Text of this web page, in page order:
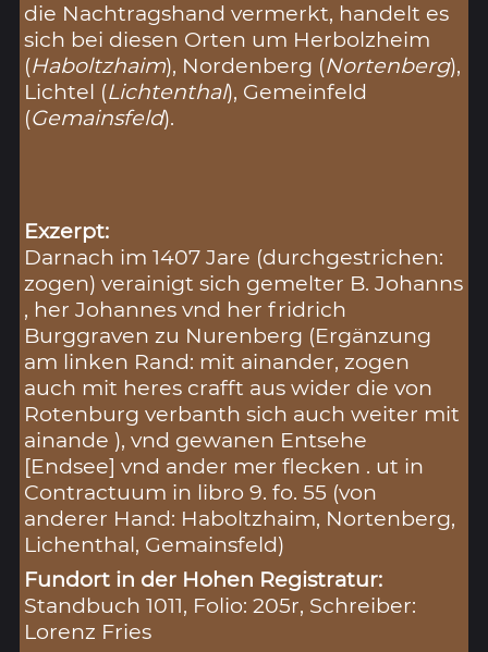
die Nachtragshand vermerkt, handelt es
sich bei diesen Orten um Herbolzheim
(Haboltzhaim), Nordenberg (Nortenberg),
Lichtel (Lichtenthal), Gemeinfeld
(Gemainsfeld).
Exzerpt:
Darnach im 1407 Jare (durchgestrichen:
zogen) verainigt sich gemelter B. Johanns
, her Johannes vnd her fridrich
Burggraven zu Nurenberg (Ergänzung
am linken Rand: mit ainander, zogen
auch mit heres crafft aus wider die von
Rotenburg verbanth sich auch weiter mit
ainande ), vnd gewanen Entsehe
[Endsee] vnd ander mer flecken . ut in
Contractuum in libro 9. fo. 55 (von
anderer Hand: Haboltzhaim, Nortenberg,
Lichenthal, Gemainsfeld)
Fundort in der Hohen Registratur:
Standbuch 1011, Folio: 205r, Schreiber:
Lorenz Fries